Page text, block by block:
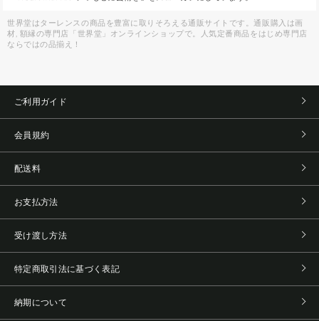
世界堂はターレンスの商品を豊富に取りそろえる通販サイトです。通販購入は画
材, 額縁の専門店「世界堂」オンラインショップで。人気定番商品をはじめ専門店
ならではの品揃え！
ご利用ガイド
会員規約
配送料
お支払方法
受け渡し方法
特定商取引法に基づく表記
納期について